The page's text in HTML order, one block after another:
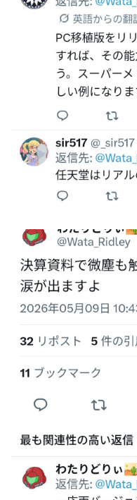
やる夫「催眠アプリを
た？」 第29話
【悲報】エルデンリン
モバＰ「アイドルに
【画像】漫画・アニメ
鮮でたまらん」の声【
BYDの軽EV「ラッコ
【種運命】ネオが結局
った後ももやもやしてる
乃木坂ど新規の5期オ
ンスタフォロワー初動
た？24h16.3万でぶっ
焦げだらけの業務用鉄
「味が全部流れていく
【画像あり】ロピアの
【NMB48】坂下真心期
賀喜遥香 ｢さくちゃん